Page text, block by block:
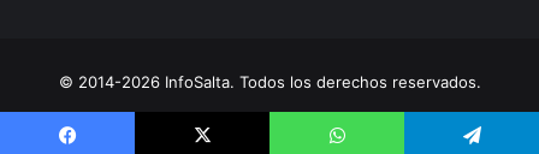
© 2014-2026 InfoSalta. Todos los derechos reservados.